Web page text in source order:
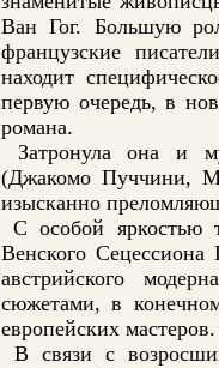
Ван Гог. Большую
французские
находит
первую очередь, в
романа.
Затронула она и
(Джакомо Пуччини,
изысканно
С особой яркостью
Венского
австрийского
сюжетами, в
европейских мастеров.
В связи с